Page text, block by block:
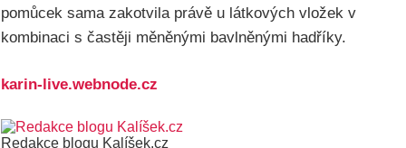
pomůcek sama zakotvila právě u látkových vložek v
kombinaci s častěji měněnými bavlněnými hadříky.
karin-live.webnode.cz
Redakce blogu Kalíšek.cz